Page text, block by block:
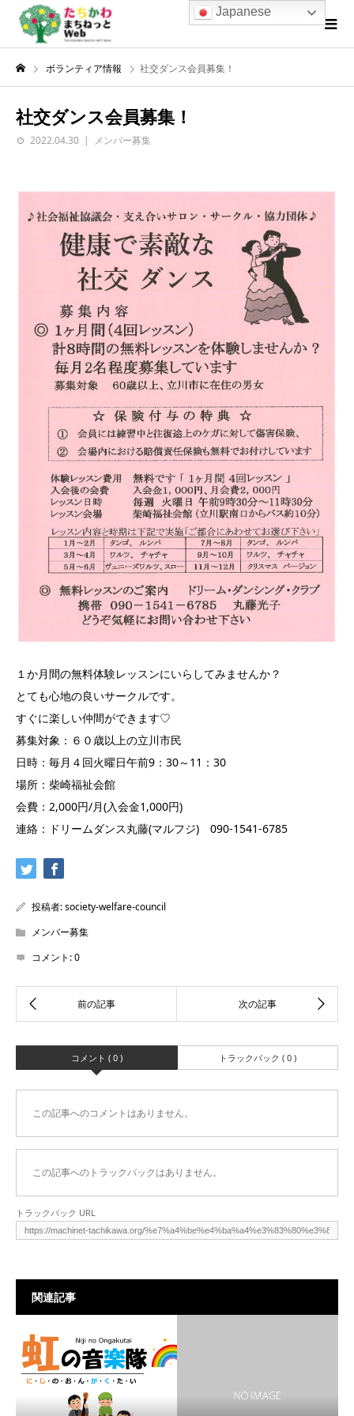
ボランティア情報 社交ダンス会員募集！
社交ダンス会員募集！
2022.04.30 メンバー募集
１か月間の無料体験レッスンにいらしてみませんか？
とても心地の良いサークルです。
すぐに楽しい仲間ができます♡
募集対象：６０歳以上の立川市民
日時：毎月４回火曜日午前9：30～11：30
場所：柴崎福祉会館
会費：2,000円/月(入会金1,000円)
連絡：ドリームダンス丸藤(マルフジ) 090-1541-6785
投稿者:society-welfare-council
メンバー募集
コメント:0
コメント ( 0 ) トラックバック ( 0 )
この記事へのコメントはありません。
この記事へのトラックバックはありません。
トラックバック URL
関連記事
Japanese